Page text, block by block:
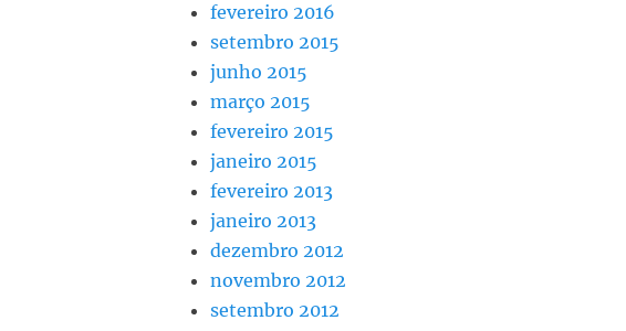
fevereiro 2016
setembro 2015
junho 2015
março 2015
fevereiro 2015
janeiro 2015
fevereiro 2013
janeiro 2013
dezembro 2012
novembro 2012
setembro 2012